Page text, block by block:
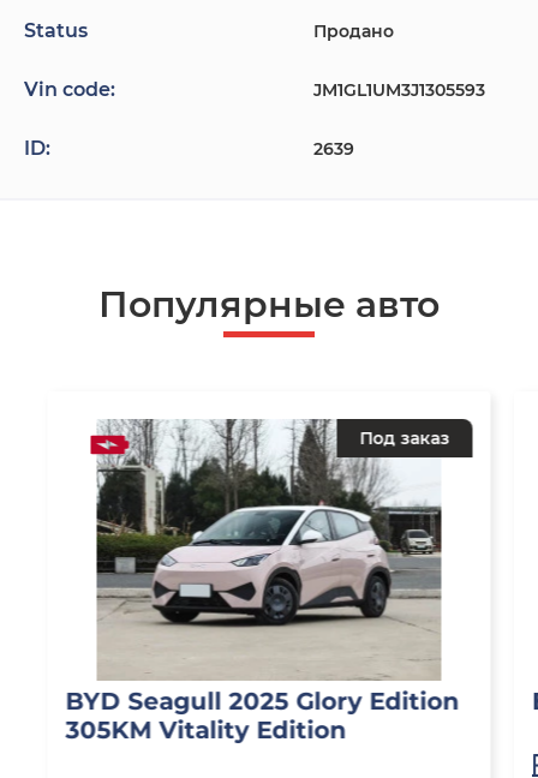
Status Продано
Vin code: JM1GL1UM3J1305593
ID: 2639
Популярные авто
Под заказ
BYD Seagull 2025 Glory Edition
305KM Vitality Edition